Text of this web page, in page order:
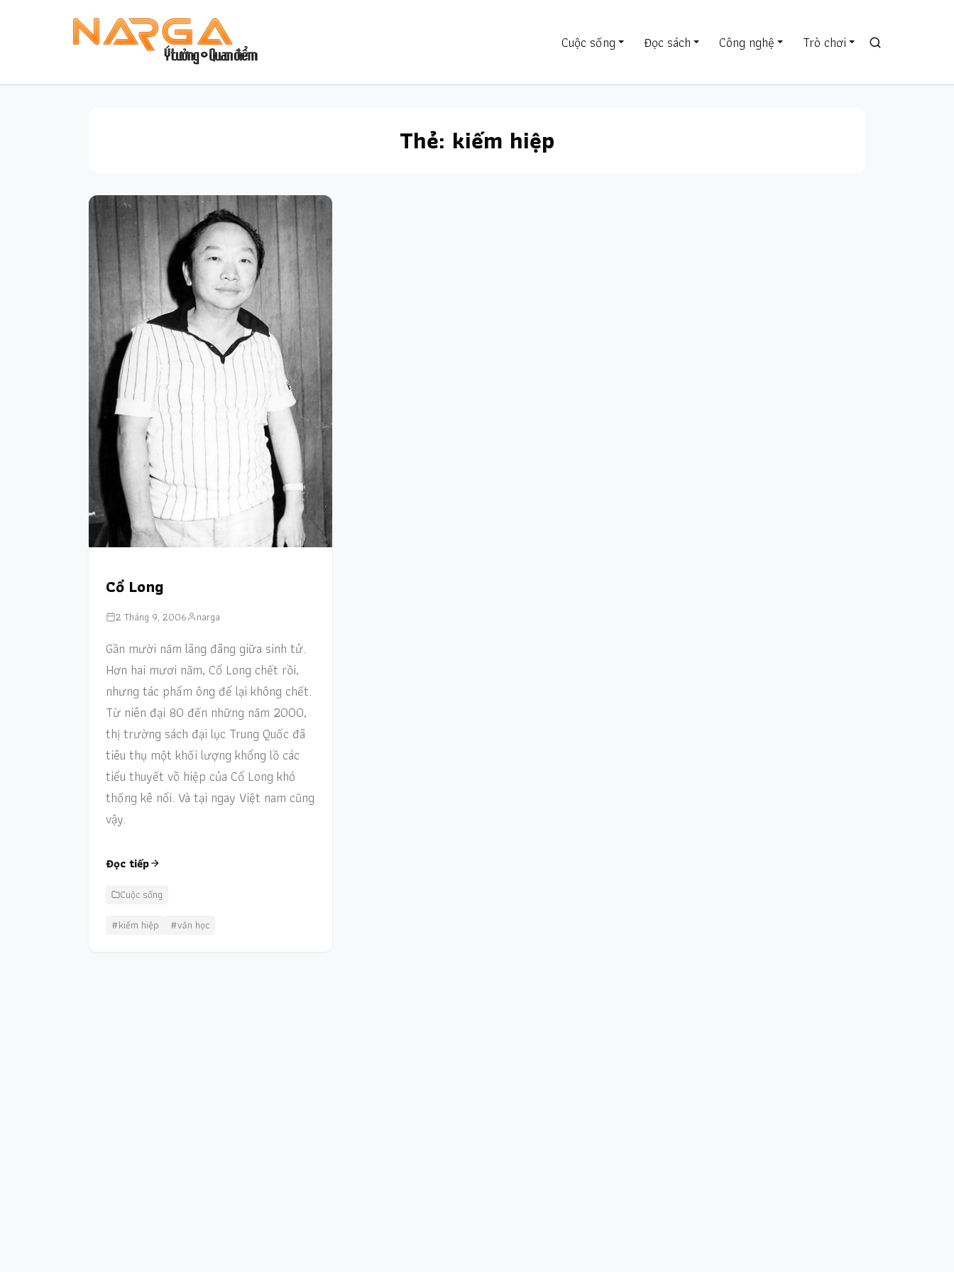
Cuộc sống Đọc sách Công nghệ Trò chơi
Thẻ: kiếm hiệp
Cổ Long
2 Tháng 9, 2006 narga
Gần mười năm lãng đãng giữa sinh tử.
Hơn hai mươi năm, Cổ Long chết rồi,
nhưng tác phẩm ông để lại không chết.
Từ niên đại 80 đến những năm 2000,
thị trường sách đại lục Trung Quốc đã
tiêu thụ một khối lượng khổng lồ các
tiểu thuyết võ hiệp của Cổ Long khó
thống kê nổi. Và tại ngay Việt nam cũng
vậy.
Đọc tiếp
Cuộc sống
#kiếm hiệp
#văn học